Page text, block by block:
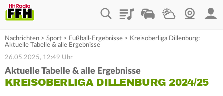
PlaylistStaupilotWetterWebcam
Nachrichten > Sport > Fußball-Ergebnisse > Kreisoberliga Dillenburg:
Aktuelle Tabelle & alle Ergebnisse
26.05.2025, 12:49 Uhr
Aktuelle Tabelle & alle Ergebnisse
KREISOBERLIGA DILLENBURG 2024/25